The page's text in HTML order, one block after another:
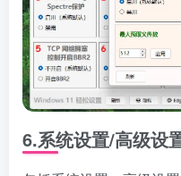
6.系统设置/高级设